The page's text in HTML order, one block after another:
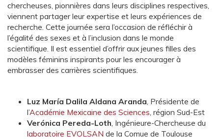
chercheuses, pionnières dans leurs disciplines respectives,
viennent partager leur expertise et leurs expériences de
recherche. Cette journée sera l’occasion de réfléchir à
l’égalité des sexes et à l’inclusion dans le monde
scientifique. Il est essentiel d’offrir aux jeunes filles des
modèles féminins inspirants pour les encourager à
embrasser des carrières scientifiques.
Luz María Dalila Aldana Aranda, Présidente de
l’Académie Mexicaine des Sciences, région Sud-Est
Verónica Pereda-Loth, Ingénieure-Chercheuse du
laboratoire EVOLSAN de la Comue de Toulouse